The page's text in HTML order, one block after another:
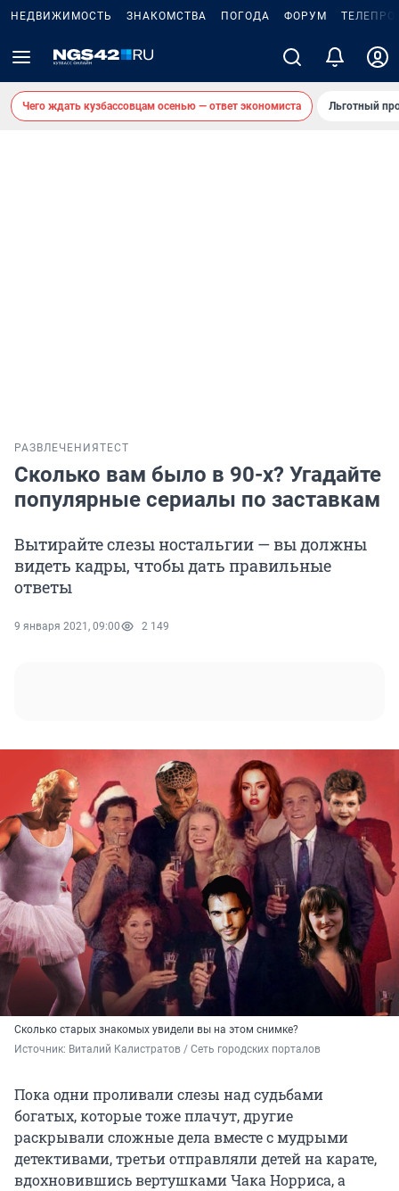
НЕДВИЖИМОСТЬ ЗНАКОМСТВА ПОГОДА ФОРУМ
Чего ждать кузбассовцам осенью — ответ экономиста Льготный
РАЗВЛЕЧЕНИЯ ТЕСТ
Сколько вам было в 90-х? Угадайте
популярные сериалы по заставкам
Вытирайте слезы ностальгии — вы должны
видеть кадры, чтобы дать правильные
ответы
9 января 2021, 09:00 2 149
Сколько старых знакомых увидели вы на этом снимке?
Источник: Виталий Калистратов / Сеть городских порталов
Пока одни проливали слезы над судьбами
богатых, которые тоже плачут, другие
раскрывали сложные дела вместе с мудрыми
детективами, третьи отправляли детей на карате,
вдохновившись вертушками Чака Норриса, а